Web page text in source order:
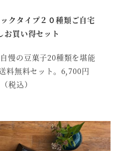
ックタイプ２０種類ご自宅
お買い得セット
慢の豆菓子20種類を堪能
料無料セット。6,700円
（税込）